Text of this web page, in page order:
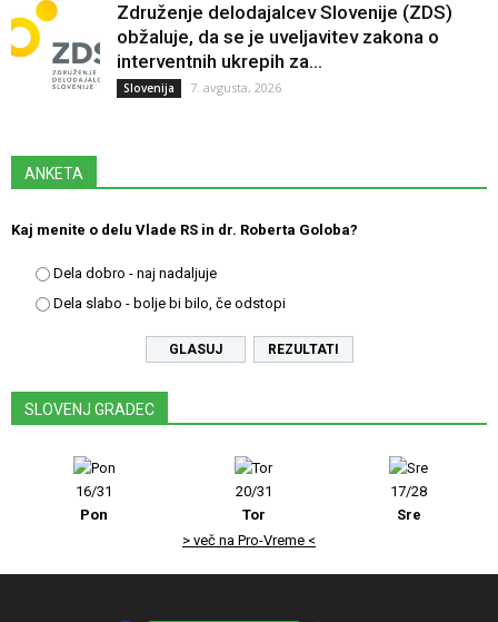
Združenje delodajalcev Slovenije (ZDS)
obžaluje, da se je uveljavitev zakona o
interventnih ukrepih za...
Slovenija 7. avgusta, 2026
ANKETA
Kaj menite o delu Vlade RS in dr. Roberta Goloba?
Dela dobro - naj nadaljuje
Dela slabo - bolje bi bilo, če odstopi
REZULTATI
SLOVENJ GRADEC
16/31
Pon
20/31
Tor
17/28
Sre
> več na Pro-Vreme <